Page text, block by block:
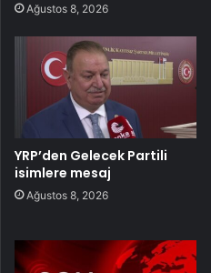
Ağustos 8, 2026
YRP’den Gelecek Partili
isimlere mesaj
Ağustos 8, 2026